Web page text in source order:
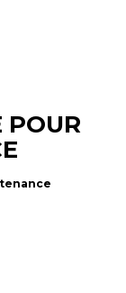
POUR